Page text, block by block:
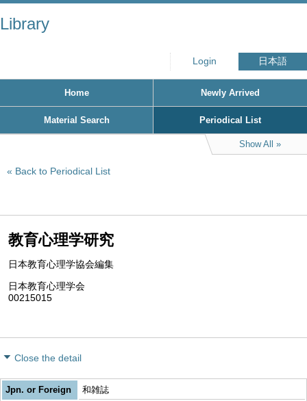
Library
Login 日本語
Home Newly Arrived
Material Search Periodical List
Show All
Back to Periodical List
教育心理学研究
日本教育心理学協会編集
日本教育心理学会
00215015
Close the detail
Jpn. or Foreign
和雑誌